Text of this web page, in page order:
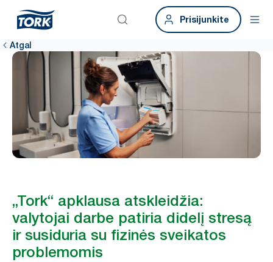
Prisijunkite
Atgal
„Tork“ apklausa atskleidžia:
valytojai darbe patiria didelį stresą
ir susiduria su fizinės sveikatos
problemomis